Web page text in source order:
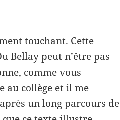
touchant. Cette
Bellay peut n’être pas
comme vous
au collège et il me
un long parcours de